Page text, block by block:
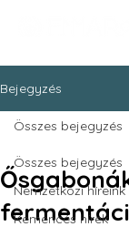
Bejegyzés
Összes bejegyzés
Nemzetközi híreink
Kemencés hírek
Összes bejegyzés